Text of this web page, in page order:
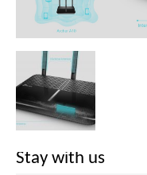
Stay with us